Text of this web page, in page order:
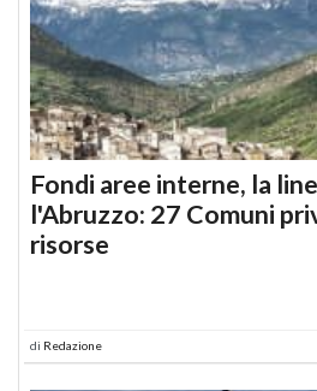
Fondi aree interne, la
l'Abruzzo: 27 Comuni
risorse
di Redazione